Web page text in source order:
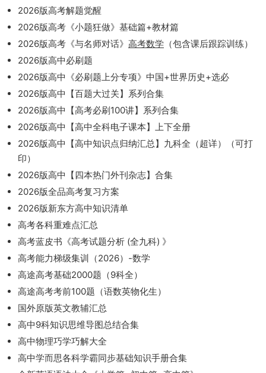
2026版高考解题觉醒
2026版高考《小题狂做》基础篇+教材篇
2026版高考《与名师对话》 高考数学 （包含课后跟踪训练）
2026版高中必刷题
2026版高中《必刷题上分专项》中国+世界历史+选必
2026版高中【百题大过关】系列合集
2026版高中【高考必刷100讲】系列合集
2026版高中【高中全科电子课本】上下全册
2026版高中【高中知识点归纳汇总】九科全（超详）（可打
印）
2026版高中【四本热门外刊杂志】合集
2026版全品高考复习方案
2026版新东方高中知识清单
高考各科重难点汇总
高考蓝皮书《高考试题分析 (全九科) 》
高考能力梯级集训（2026）-数学
高途高考基础2000题（9科全）
高途高考考前100题（语数英物化生）
国外原版英文教辅汇总
高中9科知识思维导图总结合集
高中物理巧学巧解大全
高中学而思各科学霸同步基础知识手册合集